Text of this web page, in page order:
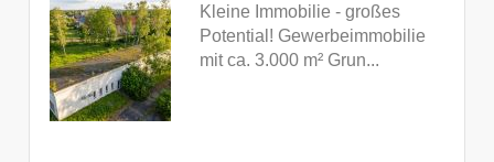
Kleine Immobilie - großes
Potential! Gewerbeimmobilie
mit ca. 3.000 m² Grun...